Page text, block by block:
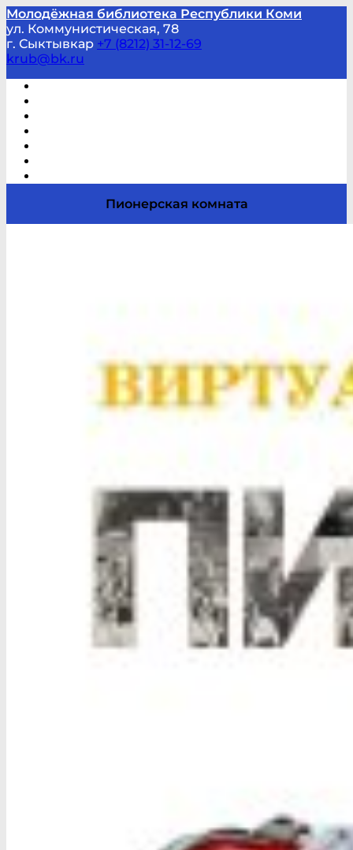
Молодёжная библиотека Республики Коми
ул. Коммунистическая, 78
г. Сыктывкар +7 (8212) 31-12-69
krub@bk.ru
Пионерская комната